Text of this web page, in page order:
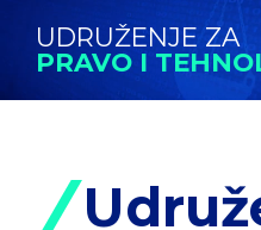
UDRUŽENJE ZA
PRAVO I